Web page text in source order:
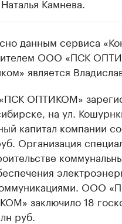
данным сервиса
ООО «ПСК
является
ОПТИКОМ»
на ул.
капитал компании
Организация
ООО
заключило 18
руб.